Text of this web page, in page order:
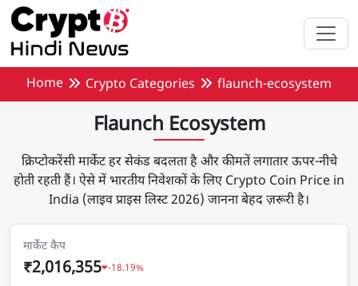
मुख्य सामग्री पर जाएँ
Home Crypto Categories flaunch-ecosystem
Flaunch Ecosystem
क्रिप्टोकरेंसी मार्केट हर सेकंड बदलता है और कीमतें लगातार ऊपर-नीचे
होती रहती हैं। ऐसे में भारतीय निवेशकों के लिए Crypto Coin Price in
India (लाइव प्राइस लिस्ट 2026) जानना बेहद ज़रूरी है।
मार्केट कैप
₹2,016,355 -18.19%